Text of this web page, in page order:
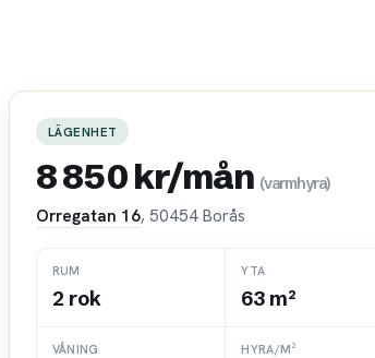
LÄGENHET
8 850 kr/mån (varmhyra)
Orregatan 16, 50454 Borås
RUM
2 rok
YTA
63 m²
VÅNING HYRA/M²